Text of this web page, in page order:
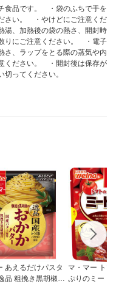
食品です。 ・袋のふちで手を
さい。 ・やけどにご注意くだ
、加熱後の袋の熱さ、開封時
りにご注意ください。 ・電子
さ、ラップをとる際の蒸気や内
ください。 ・開封後は保存が
切ってください。
あえるだけパスタ
品 粗挽き黒胡椒の
マ・マー トマ
ぷりのミート